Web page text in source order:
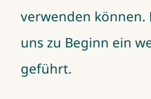
verwenden können.
uns zu Beginn ein
geführt.